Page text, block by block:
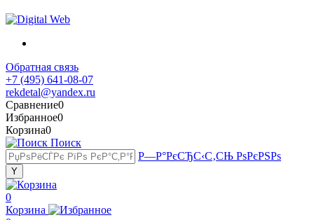
Обратная связь
+7 (495) 641-08-07
rekdetal@yandex.ru
Сравнение0
Избранное0
Корзина0
Поиск
Р—Р°РєСЂС‹С‚СЊ РѕРєРЅРѕ
0
Корзина